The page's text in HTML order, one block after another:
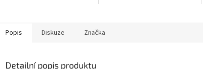
Popis Diskuze Značka
Detailní popis produktu